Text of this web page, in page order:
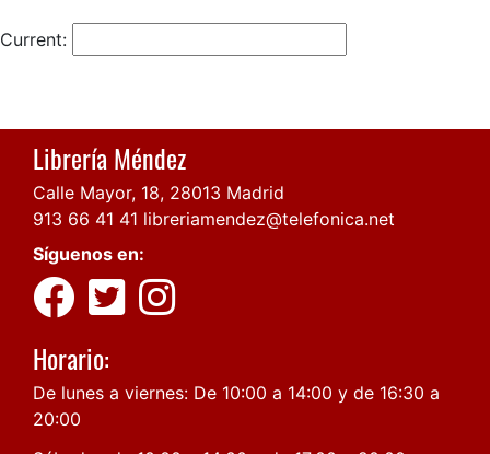
Current:
Librería Méndez
Calle Mayor, 18, 28013 Madrid
913 66 41 41 libreriamendez@telefonica.net
Síguenos en:
Horario:
De lunes a viernes: De 10:00 a 14:00 y de 16:30 a
20:00